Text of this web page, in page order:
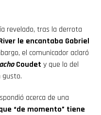
revelado, tras la derrota
le encantaba Gabriel
el comunicador aclaró
Coudet y que lo del
gusto.
acerca de una
“de momento” tiene